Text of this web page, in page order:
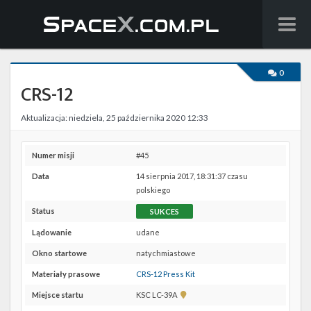
Wiadomości
Baza wiedzy
Starlink
Starship
Szukaj
Facebook
0
CRS-12
Aktualizacja: niedziela, 25 października 2020 12:33
Numer misji #45
Data
14 sierpnia 2017, 18:31:37 czasu
polskiego
Status SUKCES
Lądowanie udane
Okno startowe natychmiastowe
Materiały prasowe CRS-12 Press Kit
Miejsce startu KSC LC-39A
Pokaż